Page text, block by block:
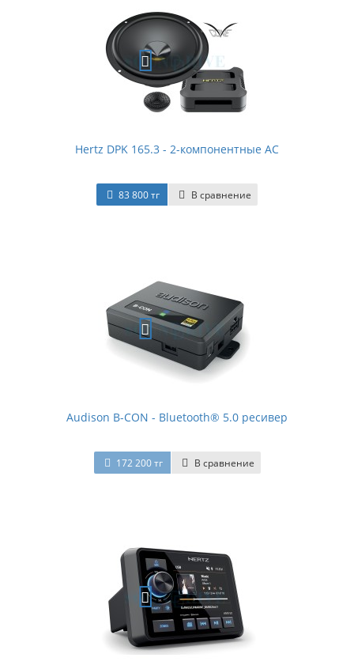
Hertz DPK 165.3 - 2-компонентные АС
83 800 тг В сравнение
Audison B-CON - Bluetooth® 5.0 ресивер
172 200 тг В сравнение